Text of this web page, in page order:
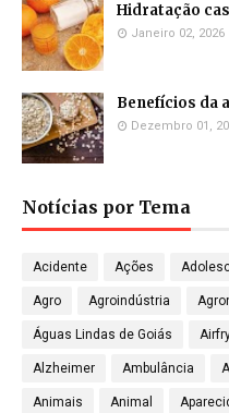
Hidratação
Janeiro 02, 2026
Benefícios da
Dezembro 01,
Notícias por Tema
Acidente Ações
Agro Agroindústria
Águas Lindas de Goiás
Alzheimer Ambulância
Animais Animal